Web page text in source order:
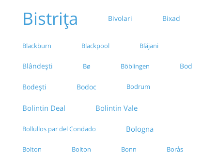
Bistrița Bivolari Bixad
Blackburn Blackpool Blăjani
Blândești Bø Böblingen Bod
Bodești Bodoc Bodrum
Bolintin Deal Bolintin Vale
Bollullos par del Condado Bologna
Bolton Bolton Bonn Borås